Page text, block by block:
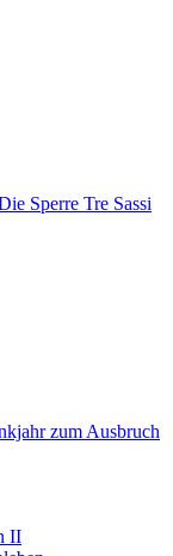
Sperre Tre Sassi
zum Ausbruch